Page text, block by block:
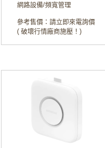
網路設備/頻寬管理
參考售價：請立即來電詢價
( 破壞行情廠商施壓！)